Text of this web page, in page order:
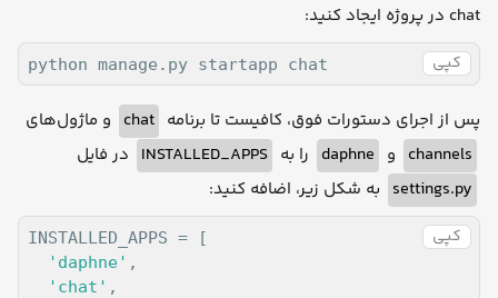
chat در پروژه ایجاد کنید:
کپی python manage.py startapp chat
پس از اجرای دستورات فوق، کافیست تا برنامه chat و ماژول‌های
channels و daphne را به INSTALLED_APPS در فایل
settings.py به شکل زیر، اضافه کنید:
کپی
INSTALLED_APPS = [
'daphne' ,
'chat' ,